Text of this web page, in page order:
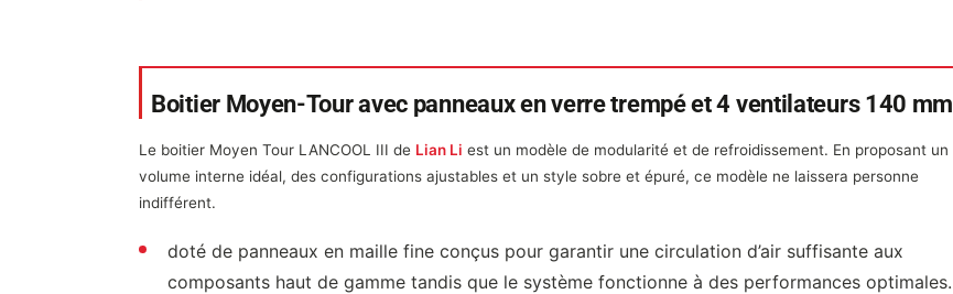
Boitier Moyen-Tour avec panneaux en verre trempé et 4 ventilateurs 140 mm
Le boitier Moyen Tour LANCOOL III de Lian Li est un modèle de modularité et de refroidissement. En proposant un
volume interne idéal, des configurations ajustables et un style sobre et épuré, ce modèle ne laissera personne
indifférent.
doté de panneaux en maille fine conçus pour garantir une circulation d’air suffisante aux
composants haut de gamme tandis que le système fonctionne à des performances optimales.